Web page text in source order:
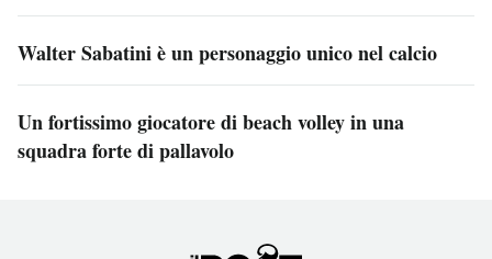
Walter Sabatini è un personaggio unico nel calcio
Un fortissimo giocatore di beach volley in una
squadra forte di pallavolo